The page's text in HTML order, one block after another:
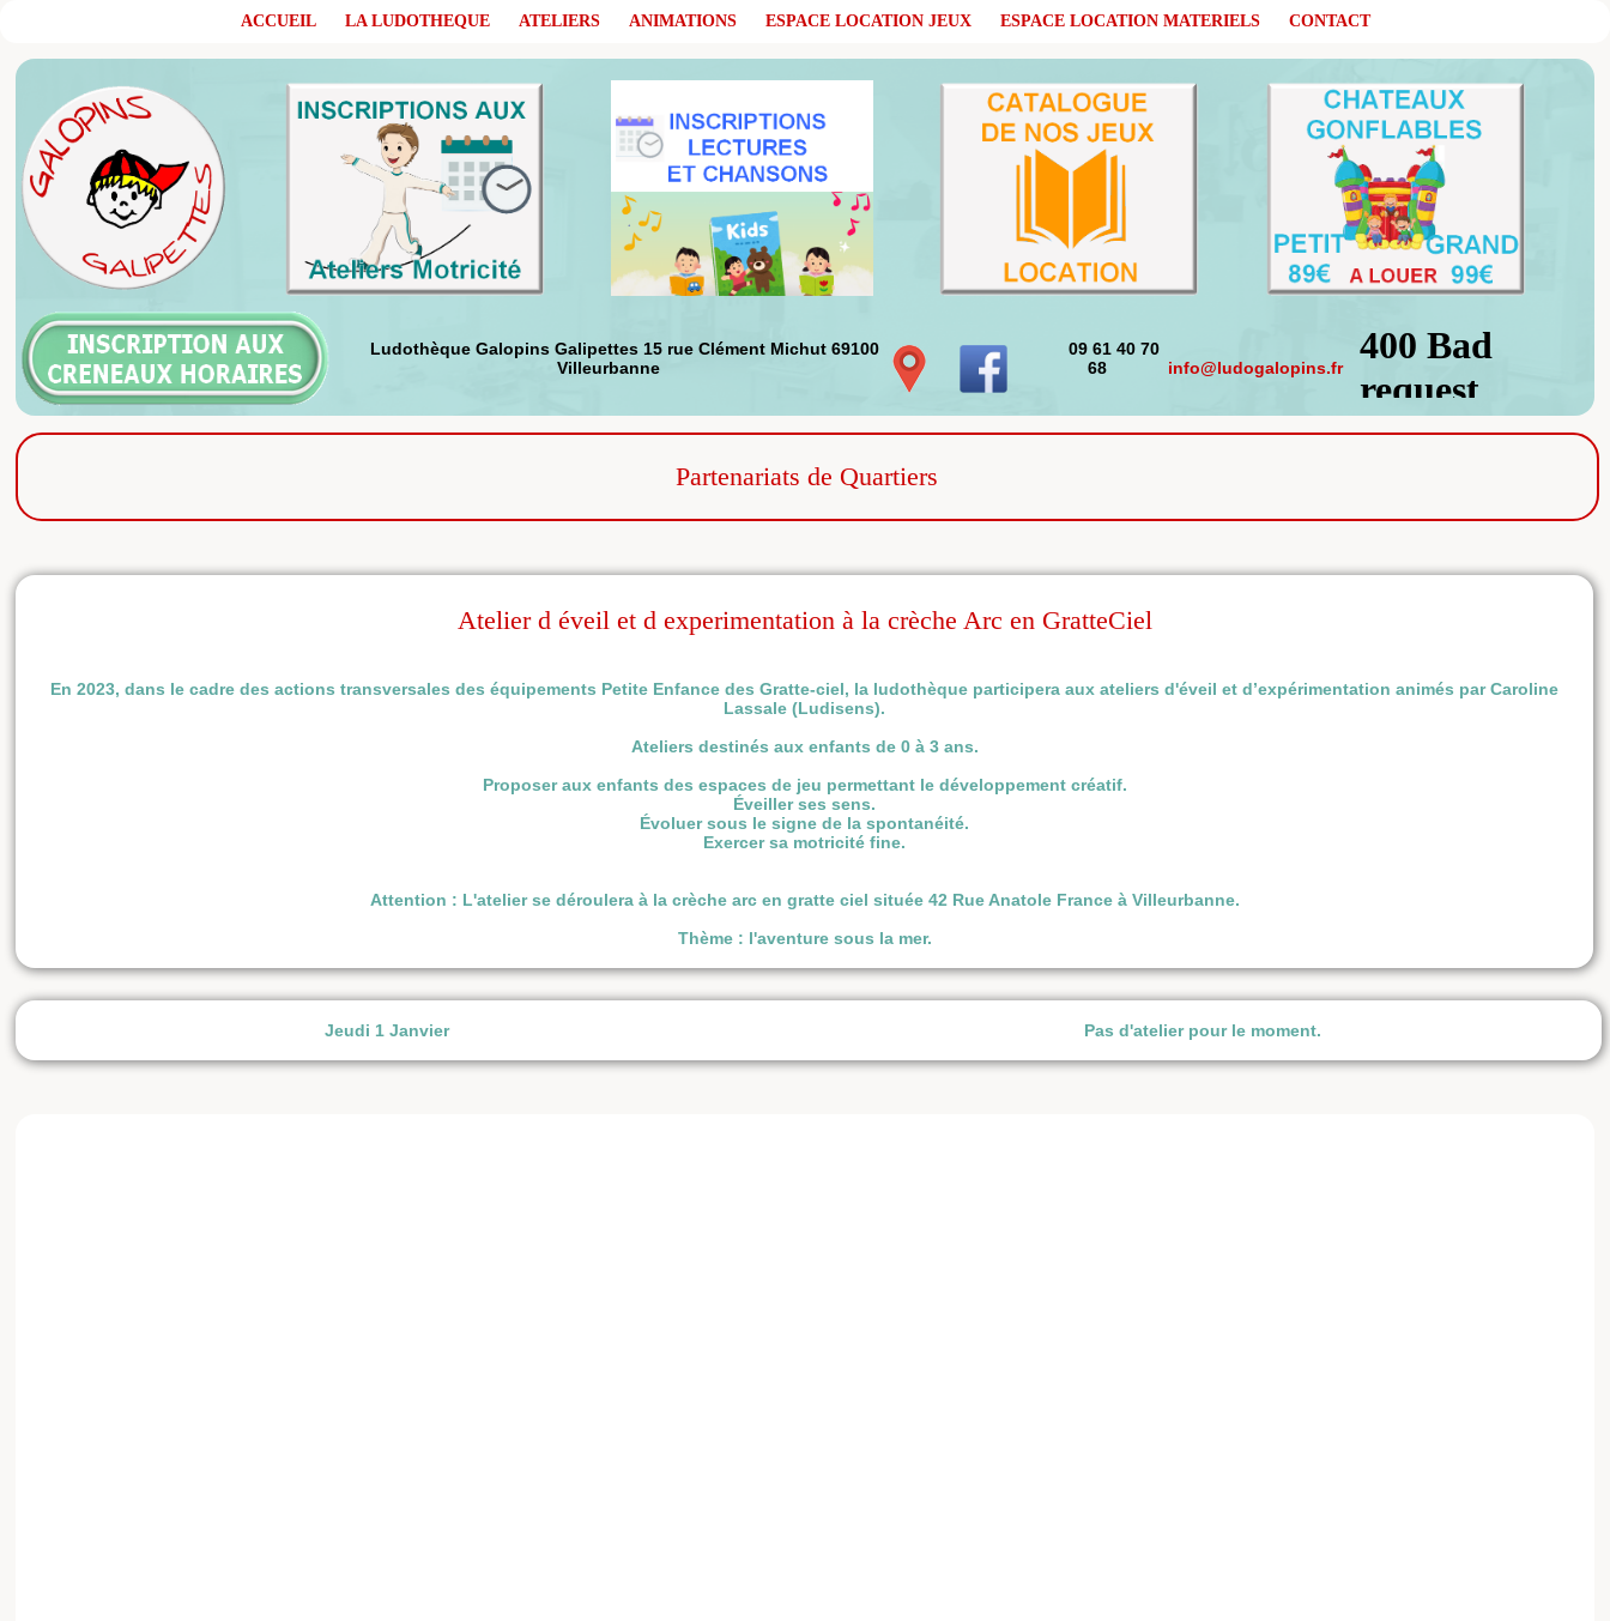
ACCUEIL LA LUDOTHEQUE ATELIERS ANIMATIONS ESPACE LOCATION JEUX ESPACE LOCATION MATERIELS CONTACT
Ludothèque Galopins Galipettes 15 rue Clément Michut 69100
Villeurbanne
09 61 40 70
68
info@ludogalopins.fr
Partenariats de Quartiers
Atelier d éveil et d experimentation à la crèche Arc en GratteCiel
En 2023, dans le cadre des actions transversales des équipements Petite Enfance des Gratte-ciel, la ludothèque participera aux ateliers d'éveil et d’expérimentation animés par Caroline
Lassale (Ludisens).
Ateliers destinés aux enfants de 0 à 3 ans.
Proposer aux enfants des espaces de jeu permettant le développement créatif.
Éveiller ses sens.
Évoluer sous le signe de la spontanéité.
Exercer sa motricité fine.
Attention : L'atelier se déroulera à la crèche arc en gratte ciel située 42 Rue Anatole France à Villeurbanne.
Thème : l'aventure sous la mer.
Jeudi 1 Janvier Pas d'atelier pour le moment.